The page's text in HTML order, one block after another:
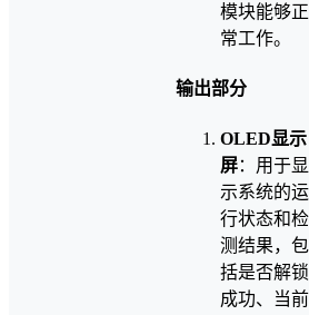
模块能够正
常工作。
输出部分
OLED显示
屏：用于显
示系统的运
行状态和检
测结果，包
括是否解锁
成功、当前